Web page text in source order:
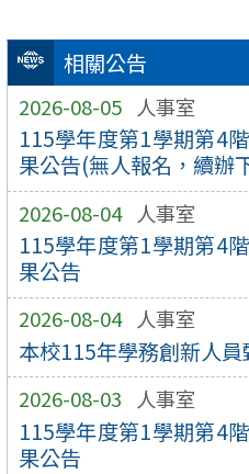
相關公告
2026-08-05 人事室
115學年度第1學期第4
果公告(無人報名，續辦
2026-08-04 人事室
115學年度第1學期第4
果公告
2026-08-04 人事室
本校115年學務創新人
2026-08-03 人事室
115學年度第1學期第4
果公告